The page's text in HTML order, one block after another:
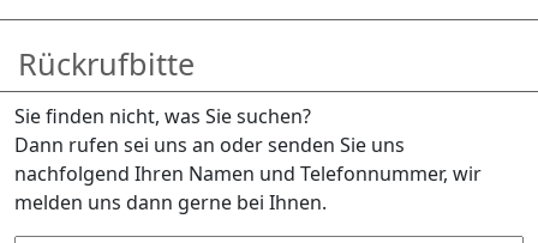
Rückrufbitte
Sie finden nicht, was Sie suchen?
Dann rufen sei uns an oder senden Sie uns
nachfolgend Ihren Namen und Telefonnummer, wir
melden uns dann gerne bei Ihnen.